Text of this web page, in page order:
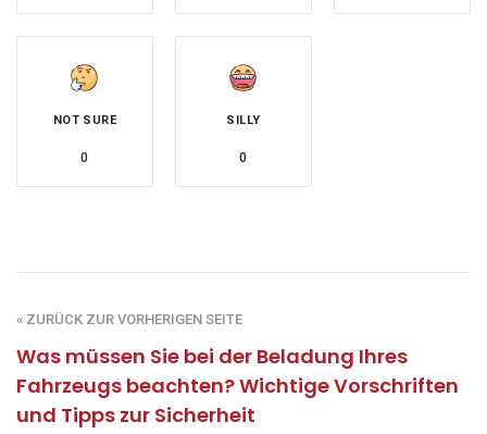
NOT SURE
0
SILLY
0
« ZURÜCK ZUR VORHERIGEN SEITE
Was müssen Sie bei der Beladung Ihres
Fahrzeugs beachten? Wichtige Vorschriften
und Tipps zur Sicherheit